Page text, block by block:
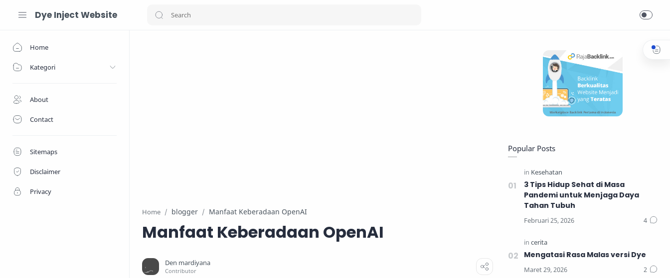
Dye Inject Website
Home
Kategori
About
Contact
Sitemaps
Disclaimer
Privacy
Home blogger Manfaat Keberadaan OpenAI
Manfaat Keberadaan OpenAI
Popular Posts
3 Tips Hidup Sehat di Masa
Pandemi untuk Menjaga Daya
Tahan Tubuh
Mengatasi Rasa Malas versi Dye